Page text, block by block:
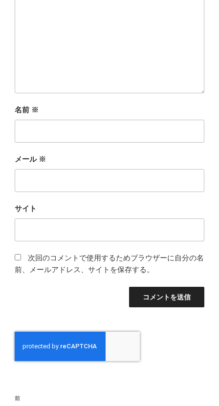
名前 ※
メール ※
サイト
次回のコメントで使用するためブラウザーに自分の名
前、メールアドレス、サイトを保存する。
投
前
前